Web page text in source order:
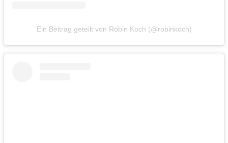
Ein Beitrag geteilt von Robin Koch (@robinkoch)